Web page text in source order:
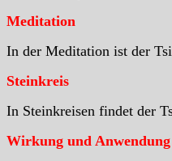
Meditation
In der Meditation ist der
Steinkreis
In Steinkreisen findet der
Wirkung und